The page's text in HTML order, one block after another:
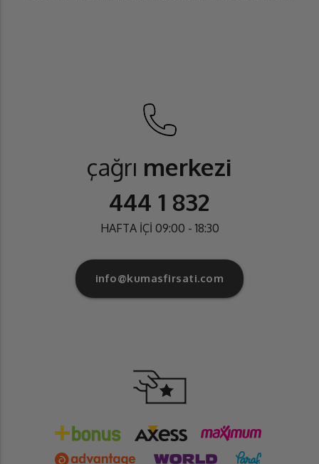
çağrı merkezi
444 1 832
HAFTA İÇİ 09:00 - 18:30
info@kumasfirsati.com